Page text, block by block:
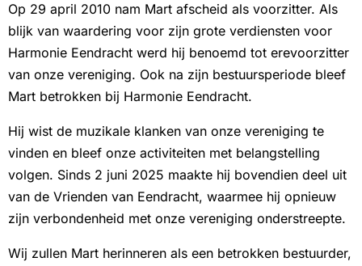
Op 29 april 2010 nam Mart afscheid als voorzitter. Als
blijk van waardering voor zijn grote verdiensten voor
Harmonie Eendracht werd hij benoemd tot erevoorzitter
van onze vereniging. Ook na zijn bestuursperiode bleef
Mart betrokken bij Harmonie Eendracht.
Hij wist de muzikale klanken van onze vereniging te
vinden en bleef onze activiteiten met belangstelling
volgen. Sinds 2 juni 2025 maakte hij bovendien deel uit
van de Vrienden van Eendracht, waarmee hij opnieuw
zijn verbondenheid met onze vereniging onderstreepte.
Wij zullen Mart herinneren als een betrokken bestuurder,